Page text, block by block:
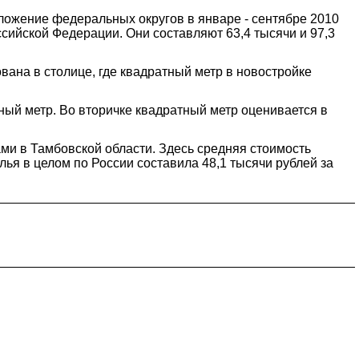
федеральных округов в январе - сентябре 2010
Федерации. Они составляют 63,4 тысячи и 97,3
в столице, где квадратный метр в новостройке
метр. Во вторичке квадратный метр оценивается в
в Тамбовской области. Здесь средняя стоимость
в целом по России составила 48,1 тысячи рублей за